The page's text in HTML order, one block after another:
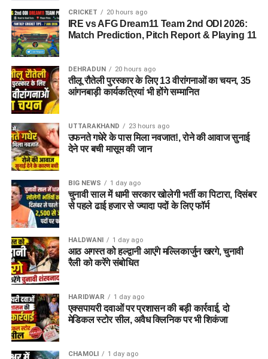
CRICKET 20 hours ago
IRE vs AFG Dream11 Team 2nd ODI 2026:
Match Prediction, Pitch Report & Playing 11
DEHRADUN 20 hours ago
तीलू रौतेली पुरस्कार के लिए 13 वीरांगनाओं का चयन, 35
आंगनबाड़ी कार्यकत्रियां भी होंगे सम्मानित
UTTARAKHAND 23 hours ago
उफनते गधेरे के पास मिला नवजात!, रोने की आवाज सुनाई
देने पर बची मासूम की जान
BIG NEWS 1 day ago
चुनावी साल में धामी सरकार खोलेगी भर्ती का पिटारा, दिसंबर
से पहले ढाई हजार से ज्यादा पदों के लिए फॉर्म
HALDWANI 1 day ago
आठ अगस्त को हल्द्वानी आएंगे मल्लिकार्जुन खरगे, चुनावी
रैली को करेंगे संबोधित
HARIDWAR 1 day ago
एक्सपायरी दवाओं पर प्रशासन की बड़ी कार्रवाई, दो
मेडिकल स्टोर सील, अवैध क्लिनिक पर भी शिकंजा
CHAMOLI 1 day ago